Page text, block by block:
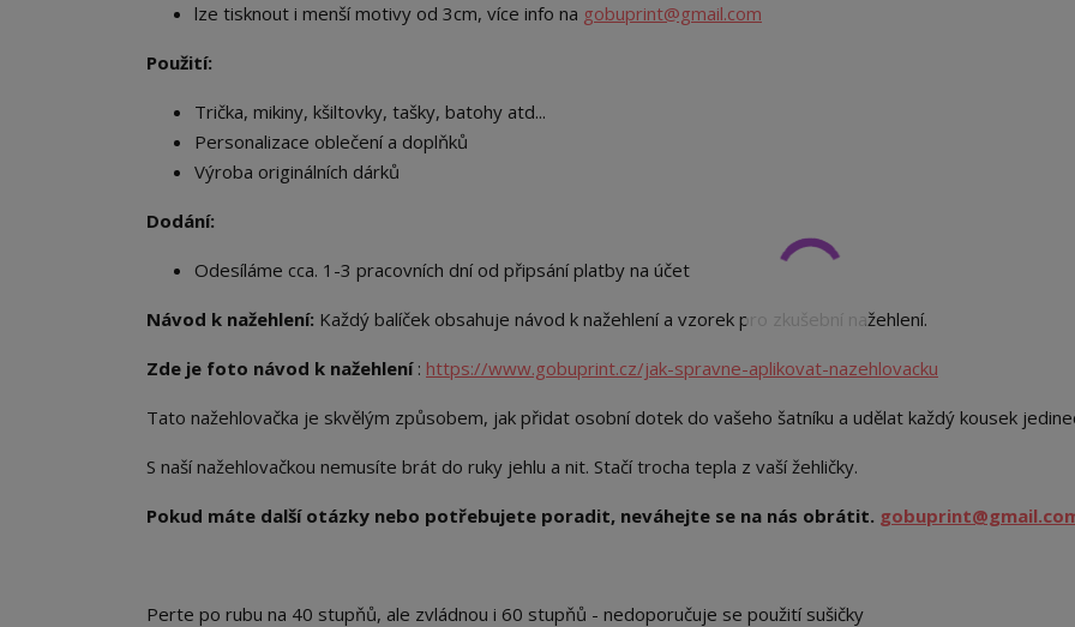
lze tisknout i menší motivy od 3cm, více info na gobuprint@gmail.com
Použití:
Trička, mikiny, kšiltovky, tašky, batohy atd...
Personalizace oblečení a doplňků
Výroba originálních dárků
Dodání:
Odesíláme cca. 1-3 pracovních dní od připsání platby na účet
Návod k nažehlení: Každý balíček obsahuje návod k nažehlení a vzorek pro zkušební nažehlení.
Zde je foto návod k nažehlení: https://www.gobuprint.cz/jak-spravne-aplikovat-nazehlovacku
Tato nažehlovačka je skvělým způsobem, jak přidat osobní dotek do vašeho šatníku a udělat každý kousek
S naší nažehlovačkou nemusíte brát do ruky jehlu a nit. Stačí trocha tepla z vaší žehličky.
Pokud máte další otázky nebo potřebujete poradit, neváhejte se na nás obrátit.
Perte po rubu na 40 stupňů, ale zvládnou i 60 stupňů - nedoporučuje se použití sušičky